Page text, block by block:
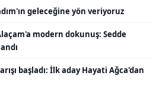
geleceğine yön veriyoruz
modern dokunuş: Sedde
başladı: İlk aday Hayati Ağca'dan